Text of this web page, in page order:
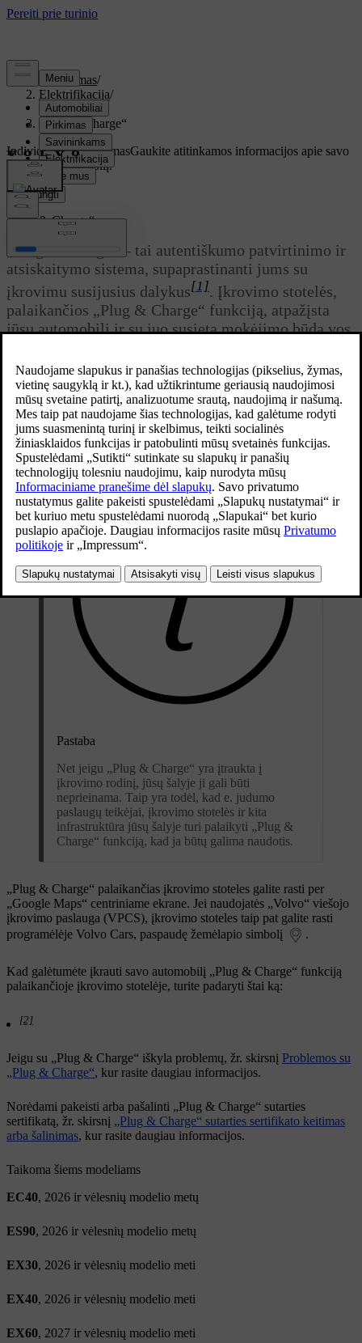
Palaikymas/
Elektrifikacija/
Įkrovimas/
„Plug & Charge“
Individualus palaikymasGaukite atitinkamos informacijos apie savo
konkretų automobilį.
Prisijungti
Atnaujinta 2026-04-10
„Plug & Charge“
„Plug & Charge“ – tai autentiškumo patvirtinimo ir
atsiskaitymo sistema, supaprastinanti jums su
įkrovimu susijusius dalykus[1]. Įkrovimo stotelės,
palaikančios „Plug & Charge“ funkciją, atpažįsta
jūsų automobilį ir su juo susietą mokėjimo būdą vos
leidžia automatiškai pradėti įkrovimą nenaudojant
papildomų kortelių, programėlių ar kitų
autentifikavimo būdų.
Pastaba
Net jeigu „Plug & Charge“ yra įtraukta į
įkrovimo rodinį, jūsų šalyje ji gali būti
neprieinama. Taip yra todėl, kad e. judumo
paslaugų teikėjai, įkrovimo stotelės ir kita
infrastruktūra jūsų šalyje turi palaikyti „Plug &
Charge“ funkciją, kad ja būtų galima naudotis.
„Plug & Charge“ palaikančias įkrovimo stoteles galite rasti per
„Google Maps“ centriniame ekrane. Jei naudojatės „Volvo“ viešojo
įkrovimo paslauga (VPCS), įkrovimo stoteles taip pat galite rasti
programėlėje Volvo Cars, paspaudę žemėlapio simbolį
.
Kad galėtumėte įkrauti savo automobilį „Plug & Charge“ funkciją
palaikančioje įkrovimo stotelėje, turite padaryti štai ką:
[2]
Jeigu su „Plug & Charge“ iškyla problemų, žr. skirsnį Problemos su
„Plug & Charge“, kur rasite daugiau informacijos.
Norėdami pakeisti arba pašalinti „Plug & Charge“ sutarties
sertifikatą, žr. skirsnį „Plug & Charge“ sutarties sertifikato keitimas
arba šalinimas, kur rasite daugiau informacijos.
Taikoma šiems modeliams
EC40, 2026 ir vėlesnių modelio metų
ES90, 2026 ir vėlesnių modelio metų
EX30, 2026 ir vėlesnių modelio meti
EX40, 2026 ir vėlesnių modelio meti
EX60, 2027 ir vėlesnių modelio meti